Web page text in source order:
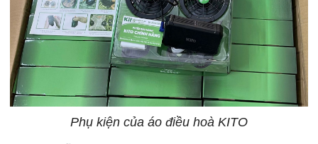
Phụ kiện của áo điều hoà KITO